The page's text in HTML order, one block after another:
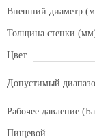
Внешний диаметр
Толщина стенки
Цвет
Допустимый
Рабочее давление
Пищевой